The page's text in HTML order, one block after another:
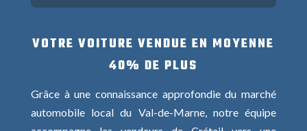
VOTRE VOITURE VENDUE EN MOYENNE
40% DE PLUS
Grâce à une connaissance approfondie du marché
automobile local du Val-de-Marne, notre équipe